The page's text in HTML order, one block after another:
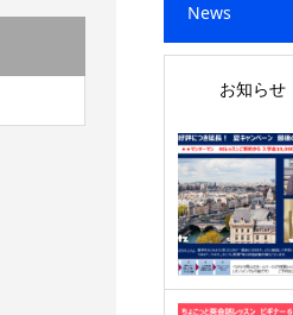
News
お知らせ